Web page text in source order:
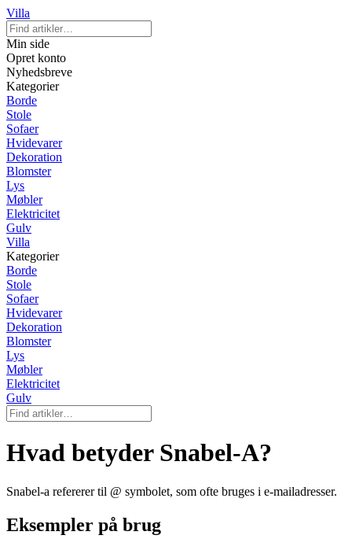
Villa
Min side
Opret konto
Nyhedsbreve
Kategorier
Borde
Stole
Sofaer
Hvidevarer
Dekoration
Blomster
Lys
Møbler
Elektricitet
Gulv
Villa
Kategorier
Borde
Stole
Sofaer
Hvidevarer
Dekoration
Blomster
Lys
Møbler
Elektricitet
Gulv
Hvad betyder Snabel-A?
Snabel-a refererer til @ symbolet, som ofte bruges i e-mailadresser.
Eksempler på brug